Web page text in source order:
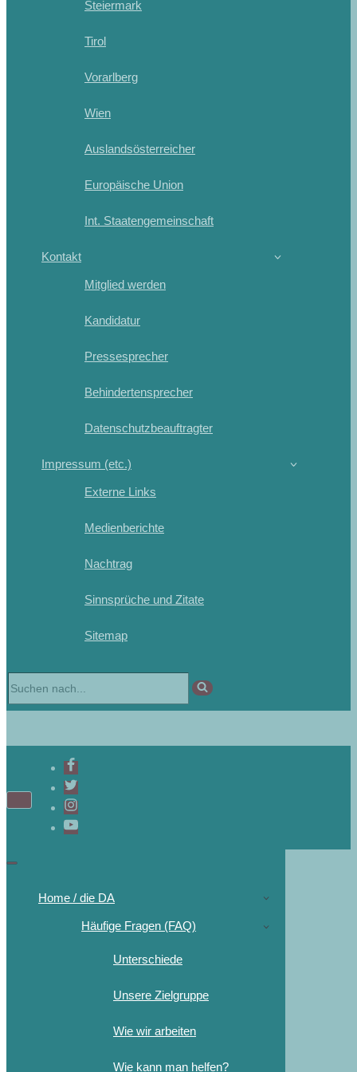
Steiermark
Tirol
Vorarlberg
Wien
Auslandsösterreicher
Europäische Union
Int. Staatengemeinschaft
Kontakt
Mitglied werden
Kandidatur
Pressesprecher
Behindertensprecher
Datenschutzbeauftragter
Impressum (etc.)
Externe Links
Medienberichte
Nachtrag
Sinnsprüche und Zitate
Sitemap
Home / die DA
Häufige Fragen (FAQ)
Unterschiede
Unsere Zielgruppe
Wie wir arbeiten
Wie kann man helfen?